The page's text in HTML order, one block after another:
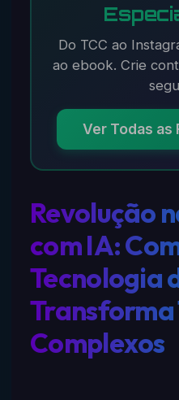
Do TCC ao
ao ebook. Crie
Ver Todas
Revolução
com IA:
Tecnologia
Transforma
Complexos